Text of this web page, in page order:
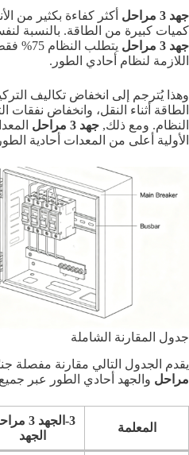
جهد 3 مراحل
أكثر كفاءة بكثير من
كميات كبيرة من الطاقة. بالنسبة
جهد 3 مراحل
يتطلب
اللازمة لنظام أحادي الطور.
وهذا يُترجم إلى انخفاض تكاليف
الطاقة أثناء النقل، وانخفاض
النظام. ومع ذلك, جهد 3 مراحل
الأولية أعلى من المعدات أحادية
جدول المقارنة الشاملة
يقدم الجدول التالي مقارنة مفصلة
مراحل والجهد أحادي الطور عبر
المعلمة
3-الجهد 3
الجهد